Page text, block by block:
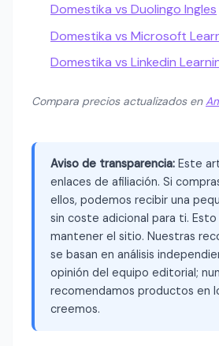
Domestika vs Duolingo Ingles
Domestika vs Microsoft
Domestika vs Linkedin
Compara precios actualizados en
Aviso de transparencia: Este
enlaces de afiliación. Si
ellos, podemos recibir una
sin coste adicional para ti. Esto
mantener el sitio. Nuestras
se basan en análisis
opinión del equipo editorial;
recomendamos productos en
creemos.